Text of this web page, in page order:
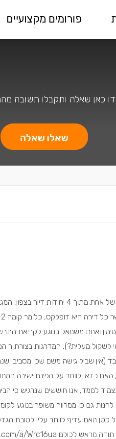
פורומים מקצועיים
כאן שאלה ותקבלו תשובה
שאלו שאלה
אנחנו זוג בני 25, בעתיד נרצה ילדים, זכינו במכרז
אחרת , קומה 3+4 יש 2 דירות, אחת מימין ואחת משמאל
הגישה לבית מקומה 0 לקומה 3 (האם כדאי לשקול
4. בנוסף ישנה חצר אחורית אליה יש גישה מקומה 3 בלבד (אין שביל
כמה תהיות בנוגע לתכנית האדריכלית , ראשית בנוגע לקומה 3 , האם כדאי
לממד, אנו חוששים שנרגיש כי